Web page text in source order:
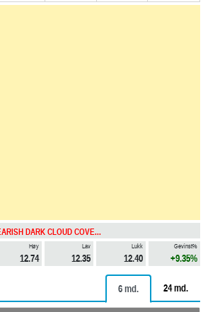
DARK CLOUD COVE...
Høy
12.74
Lav
12.35
Lukk
12.40
Gevinst%
+9.35%
6 md. 24 md.